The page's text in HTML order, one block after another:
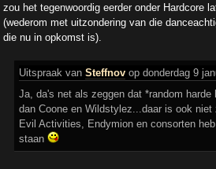
zou het tegenwoordig eerder onder Hardcore
(wederom met uitzondering van die
die nu in opkomst is).
Uitspraak vanSteffnov op donderdag 9
Ja, da's net als zeggen dat *random harde
dan Coone en Wildstylez...daar is ook niet
Evil Activities, Endymion en consorten
staan